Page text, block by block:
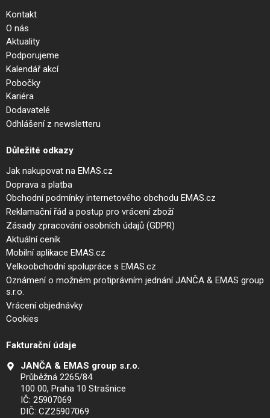
Kontakt
O nás
Aktuality
Podporujeme
Kalendář akcí
Pobočky
Kariéra
Dodavatelé
Odhlášení z newsletteru
Důležité odkazy
Jak nakupovat na EMAS.cz
Doprava a platba
Obchodní podmínky internetového obchodu EMAS.cz
Reklamační řád a postup pro vrácení zboží
Zásady zpracování osobních údajů (GDPR)
Aktuální ceník
Mobilní aplikace EMAS.cz
Velkoobchodní spolupráce s EMAS.cz
Oznámení o možném protiprávním jednání JANČA & EMAS group
s.r.o.
Vrácení objednávky
Cookies
Fakturační údaje
JANČA & EMAS group s.r.o.
Průběžná 2265/84
100 00, Praha 10 Strašnice
IČ: 25907069
DIČ: CZ25907069